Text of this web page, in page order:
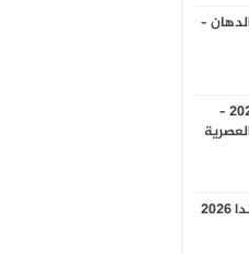
–
ديكورات منازل حديثة 2026 –